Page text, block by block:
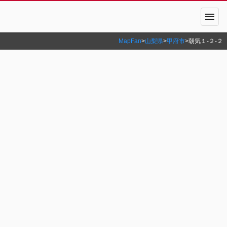
menu
MapFan>山梨県>甲府市>朝気１‐２‐２